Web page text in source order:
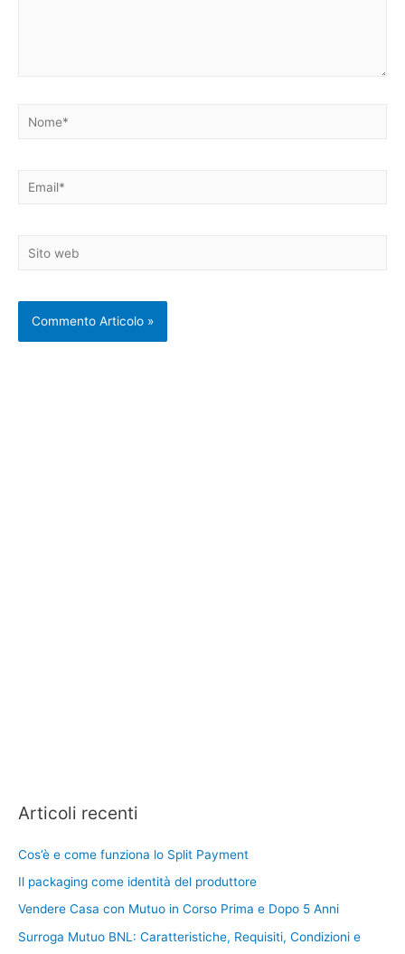
Nome*
Email*
Sito
Articoli recenti
Cos’è e come funziona lo Split Payment
Il packaging come identità del produttore
Vendere Casa con Mutuo in Corso Prima e Dopo 5 Anni
Surroga Mutuo BNL: Caratteristiche, Requisiti, Condizioni e